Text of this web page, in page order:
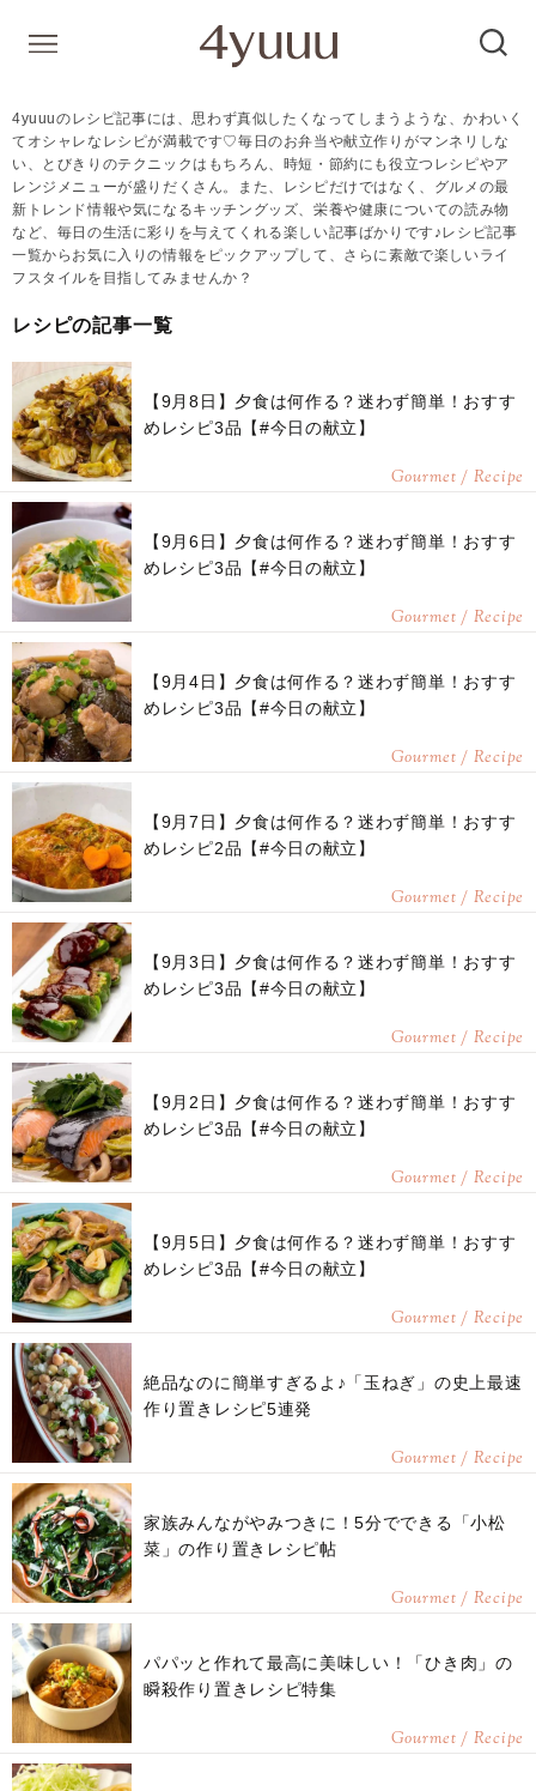
4yuuuのレシピ記事には、思わず真似したくなってしまうような、かわいく
てオシャレなレシピが満載です♡毎日のお弁当や献立作りがマンネリしな
い、とびきりのテクニックはもちろん、時短・節約にも役立つレシピやア
レンジメニューが盛りだくさん。また、レシピだけではなく、グルメの最
新トレンド情報や気になるキッチングッズ、栄養や健康についての読み物
など、毎日の生活に彩りを与えてくれる楽しい記事ばかりです♪レシピ記事
一覧からお気に入りの情報をピックアップして、さらに素敵で楽しいライ
フスタイルを目指してみませんか？
レシピの記事一覧
【9月8日】夕食は何作る？迷わず簡単！おすす
めレシピ3品【#今日の献立】
Gourmet / Recipe
【9月6日】夕食は何作る？迷わず簡単！おすす
めレシピ3品【#今日の献立】
Gourmet / Recipe
【9月4日】夕食は何作る？迷わず簡単！おすす
めレシピ3品【#今日の献立】
Gourmet / Recipe
【9月7日】夕食は何作る？迷わず簡単！おすす
めレシピ2品【#今日の献立】
Gourmet / Recipe
【9月3日】夕食は何作る？迷わず簡単！おすす
めレシピ3品【#今日の献立】
Gourmet / Recipe
【9月2日】夕食は何作る？迷わず簡単！おすす
めレシピ3品【#今日の献立】
Gourmet / Recipe
【9月5日】夕食は何作る？迷わず簡単！おすす
めレシピ3品【#今日の献立】
Gourmet / Recipe
絶品なのに簡単すぎるよ♪「玉ねぎ」の史上最速
作り置きレシピ5連発
Gourmet / Recipe
家族みんながやみつきに！5分でできる「小松
菜」の作り置きレシピ帖
Gourmet / Recipe
パパッと作れて最高に美味しい！「ひき肉」の
瞬殺作り置きレシピ特集
Gourmet / Recipe